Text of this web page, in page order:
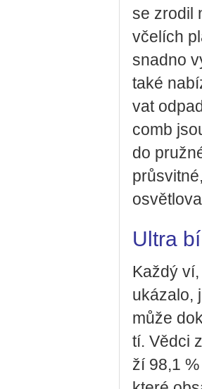
se zro­dil
vče­lích
snad­no
také
vat
comb
do
Ultra
Každý
uká­za­lo,
může
tí. Vědci
ží 98,1